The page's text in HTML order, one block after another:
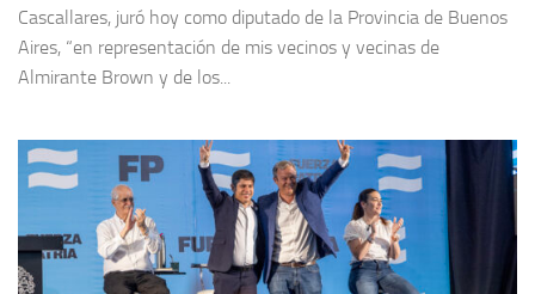
Cascallares, juró hoy como diputado de la Provincia de Buenos
Aires, “en representación de mis vecinos y vecinas de
Almirante Brown y de los...